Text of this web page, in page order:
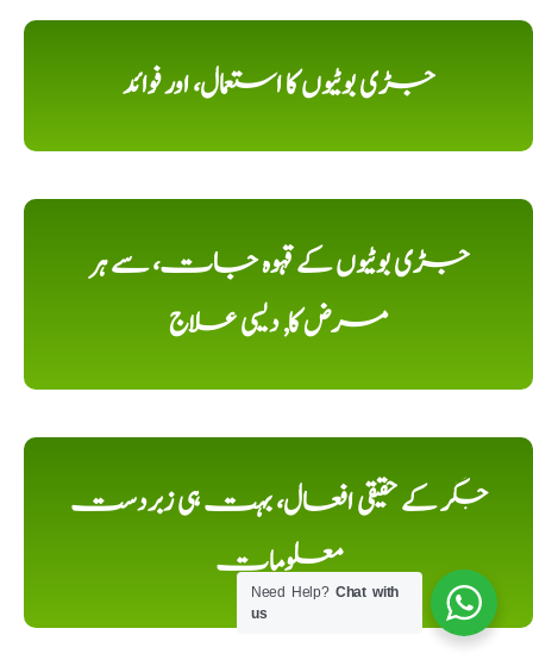
جڑی بوٹیوں کا استعمال، اور فوائد
جڑی بوٹیوں کے قہوہ جات، سے ہر
مرض کا, دیسی علاج
جگر کے حقیقی افعال، بہت ہی زبردست
معلومات
Need Help?Chat with
us